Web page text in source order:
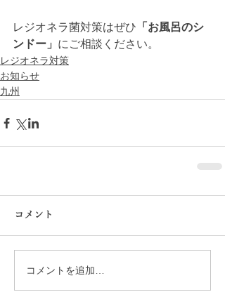
レジオネラ菌対策はぜひ 「お風呂のシ
ンドー」 にご相談ください。
レジオネラ対策
お知らせ
九州
コメント
コメントを追加…